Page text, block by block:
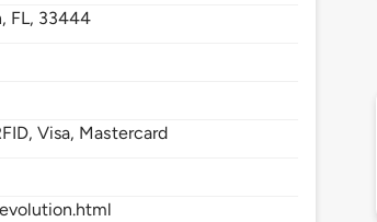
FL, 33444
Visa, Mastercard